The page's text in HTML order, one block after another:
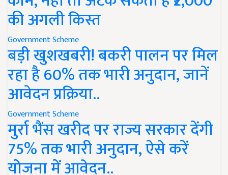
की अगली किस्त
Government Scheme
बड़ी खुशखबरी! बकरी पालन पर मिल
रहा है 60% तक भारी अनुदान, जानें
आवेदन प्रक्रिया..
Government Scheme
मुर्रा भैंस खरीद पर राज्य सरकार देंगी
75% तक भारी अनुदान, ऐसे करें
योजना में आवेदन..